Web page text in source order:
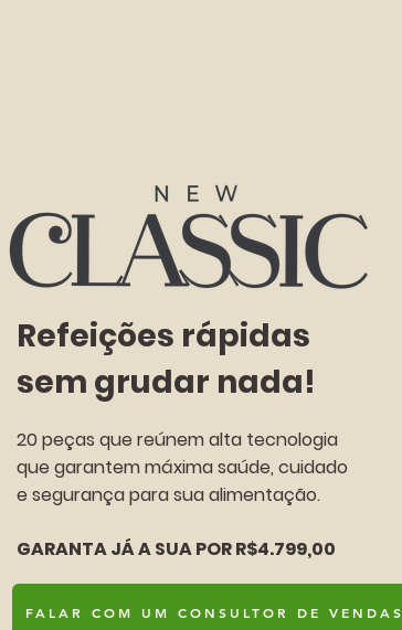
Refeições rápidas
sem grudar nada!
20 peças que reúnem alta tecnologia
que garantem máxima saúde, cuidado
e segurança para sua alimentação.
GARANTA JÁ A SUA POR R$4.799,00
FALAR COM UM CONSULTOR DE VENDAS